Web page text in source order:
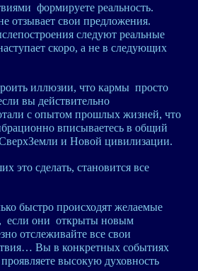
формируете реальность.
отзывает свои предложения.
следуют реальные
скоро, а не в следующих
иллюзии, что кармы просто
вы действительно
с опытом прошлых жизней, что
вписываетесь в общий
и Новой цивилизации.
это сделать, становится все
быстро происходят желаемые
если они открыты новым
отслеживайте все свои
Вы в конкретных событиях
высокую духовность